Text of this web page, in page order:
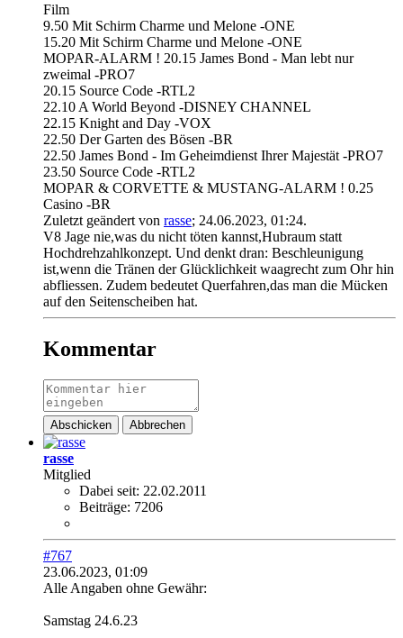
Film
9.50 Mit Schirm Charme und Melone -ONE
15.20 Mit Schirm Charme und Melone -ONE
MOPAR-ALARM ! 20.15 James Bond - Man lebt nur
zweimal -PRO7
20.15 Source Code -RTL2
22.10 A World Beyond -DISNEY CHANNEL
22.15 Knight and Day -VOX
22.50 Der Garten des Bösen -BR
22.50 James Bond - Im Geheimdienst Ihrer Majestät -PRO7
23.50 Source Code -RTL2
MOPAR & CORVETTE & MUSTANG-ALARM ! 0.25
Casino -BR
Zuletzt geändert von rasse; 24.06.2023, 01:24.
V8 Jage nie,was du nicht töten kannst,Hubraum statt
Hochdrehzahlkonzept. Und denkt dran: Beschleunigung
ist,wenn die Tränen der Glücklichkeit waagrecht zum Ohr hin
abfliessen. Zudem bedeutet Querfahren,das man die Mücken
auf den Seitenscheiben hat.
Kommentar
Abschicken Abbrechen
rasse
Mitglied
Dabei seit: 22.02.2011
Beiträge: 7206
#767
23.06.2023, 01:09
Alle Angaben ohne Gewähr:
Samstag 24.6.23